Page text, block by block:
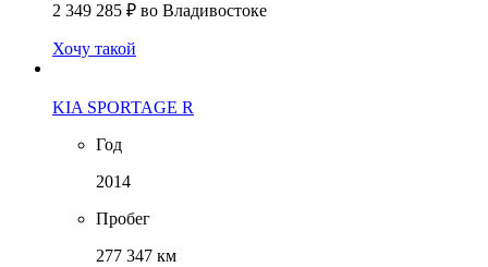
2 349 285 ₽ во Владивостоке
Хочу такой
KIA SPORTAGE R
Год
2014
Пробег
277 347 км